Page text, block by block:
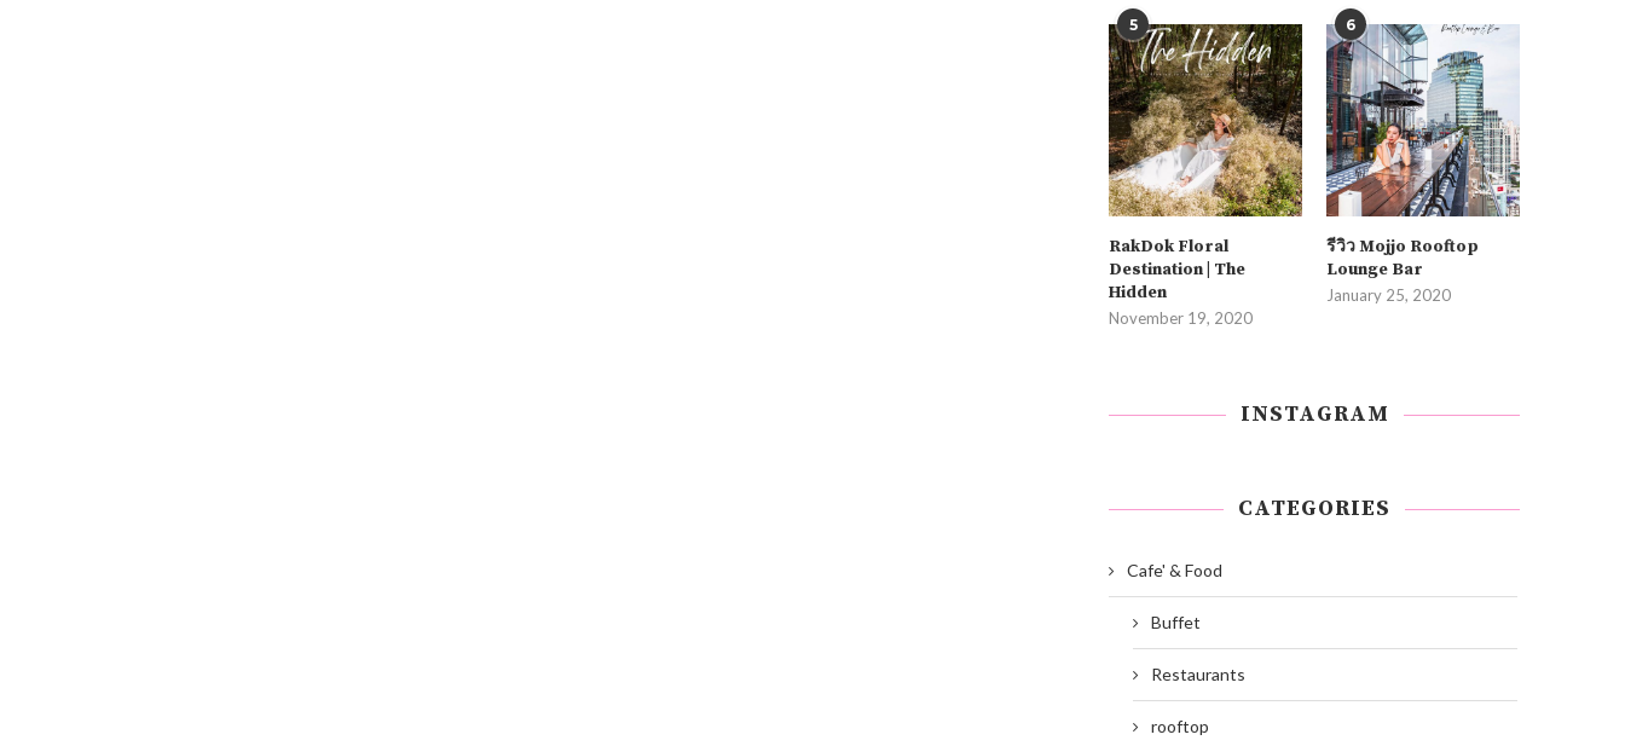
5
RakDok Floral
Destination | The
Hidden
November 19, 2020
6
รีวิว Mojjo Rooftop
Lounge Bar
January 25, 2020
INSTAGRAM
CATEGORIES
Cafe' & Food
Buffet
Restaurants
rooftop